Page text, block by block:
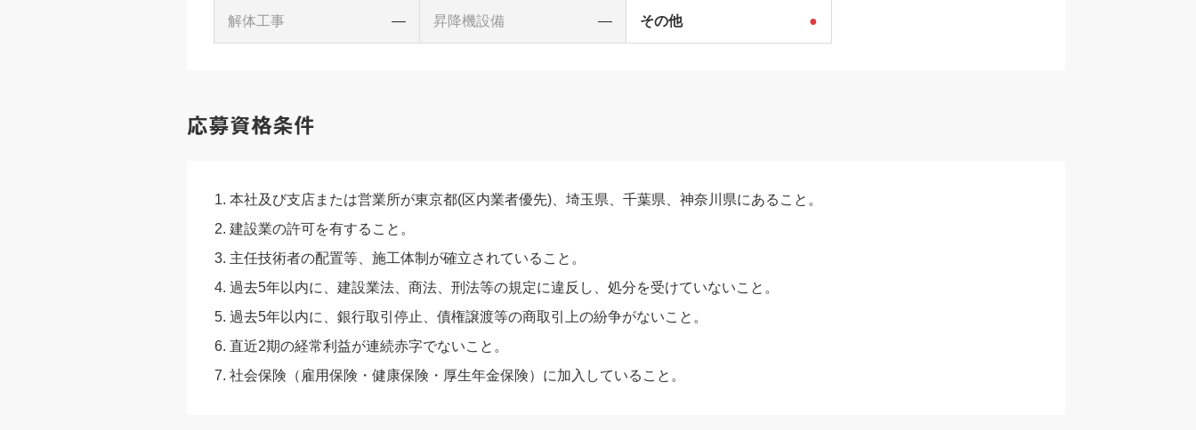
解体工事 ― 昇降機設備 ― その他 ●
応募資格条件
本社及び支店または営業所が東京都(区内業者優先)、埼玉県、千葉県、神奈川県にあること。
建設業の許可を有すること。
主任技術者の配置等、施工体制が確立されていること。
過去5年以内に、建設業法、商法、刑法等の規定に違反し、処分を受けていないこと。
過去5年以内に、銀行取引停止、債権譲渡等の商取引上の紛争がないこと。
直近2期の経常利益が連続赤字でないこと。
社会保険（雇用保険・健康保険・厚生年金保険）に加入していること。